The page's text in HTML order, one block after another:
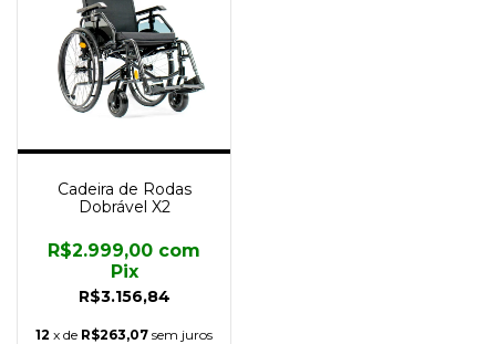
Cadeira de Rodas
Dobrável X2
R$3.156,84
R$2.999,00 com
Pix
12 x de R$263,07 sem juros